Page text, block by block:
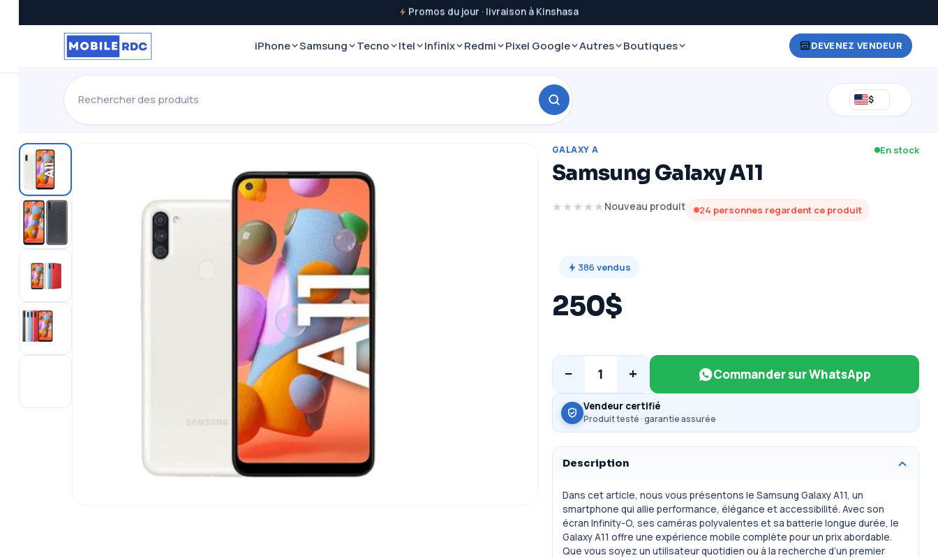
Promos du jour · livraison à Kinshasa
iPhone Samsung Tecno Itel Infinix Redmi Pixel Google Autres Boutiques DEVENEZ VENDEUR
$
GALAXY A En stock
Samsung Galaxy A11
★★★★★Nouveau produit 24 personnes regardent ce produit
386 vendus
250$
− 1 + Commander sur WhatsApp
Vendeur certifié
Produit testé · garantie assurée
Description
Dans cet article, nous vous présentons le Samsung Galaxy A11, un
smartphone qui allie performance, élégance et accessibilité. Avec son
écran Infinity-O, ses caméras polyvalentes et sa batterie longue durée, le
Galaxy A11 offre une expérience mobile complète pour un prix abordable.
Que vous soyez un utilisateur quotidien ou à la recherche d’un premier